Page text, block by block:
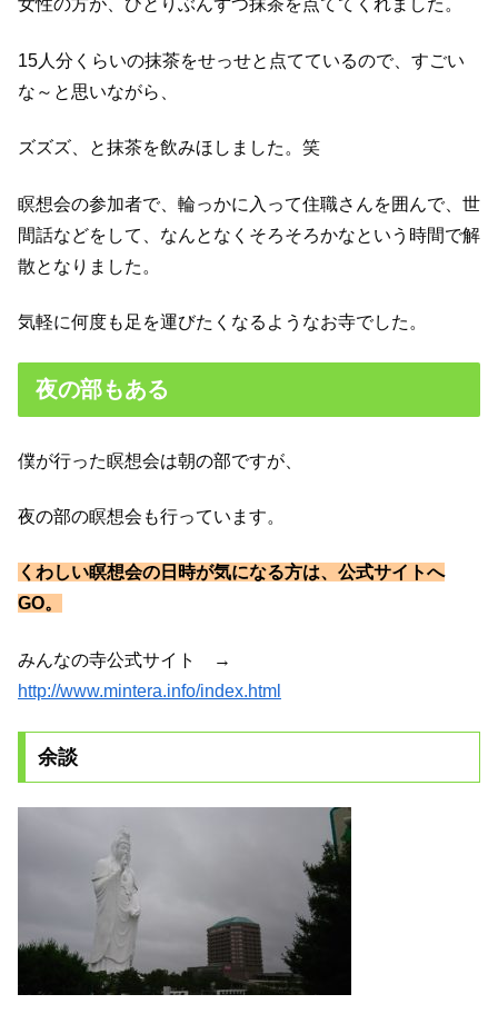
女性の方が、ひとりぶんずつ抹茶を点ててくれました。
15人分くらいの抹茶をせっせと点てているので、すごい
な～と思いながら、
ズズズ、と抹茶を飲みほしました。笑
瞑想会の参加者で、輪っかに入って住職さんを囲んで、世
間話などをして、なんとなくそろそろかなという時間で解
散となりました。
気軽に何度も足を運びたくなるようなお寺でした。
夜の部もある
僕が行った瞑想会は朝の部ですが、
夜の部の瞑想会も行っています。
くわしい瞑想会の日時が気になる方は、公式サイトへ
GO。
みんなの寺公式サイト →
http://www.mintera.info/index.html
余談